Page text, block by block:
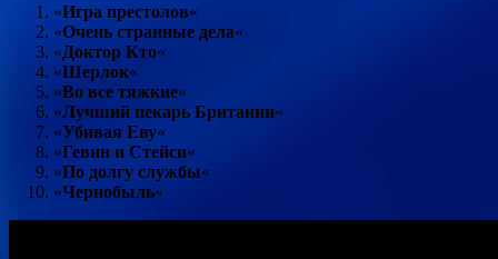
«Игра престолов«
«Очень странные дела«
«Доктор Кто«
«Шерлок«
«Во все тяжкие«
«Лучший пекарь Британии«
«Убивая Еву«
«Гевин и Стейси«
«По долгу службы«
«Чернобыль«